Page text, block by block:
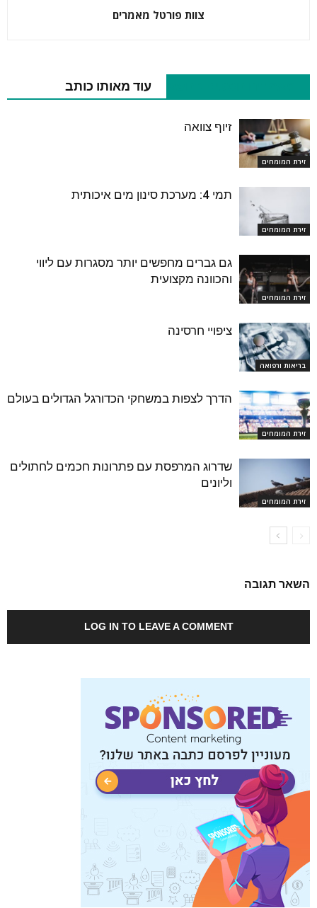
צוות פורטל מאמרים
עוד מאותו כותב
זירת המומחים
זיוף צוואה
זירת המומחים
תמי 4: מערכת סינון מים איכותית
זירת המומחים
גם גברים מחפשים יותר מסגרות עם ליווי
והכוונה מקצועית
בריאות ורפואה
ציפויי חרסינה
זירת המומחים
הדרך לצפות במשחקי הכדורגל הגדולים בעולם
זירת המומחים
שדרוג המרפסת עם פתרונות חכמים לחתולים
וליונים
השאר תגובה
LOG IN TO LEAVE A COMMENT